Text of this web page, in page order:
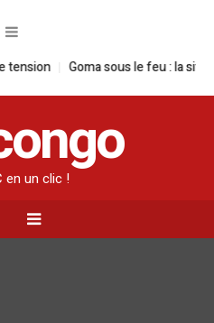
Goma sous le feu : la situation
en un clic !